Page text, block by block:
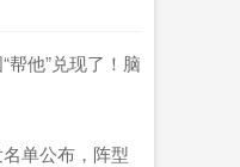
帮他”兑现了！脑
单公布，阵型